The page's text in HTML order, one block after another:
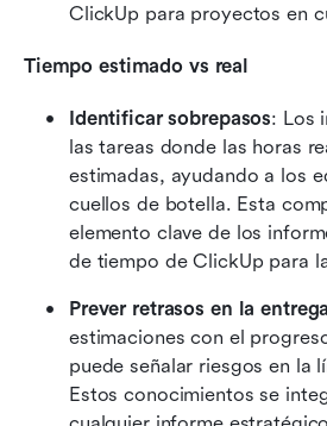
ClickUp para proyectos en
Tiempo estimado vs real
Identificar sobrepasos: Los
las tareas donde las horas
estimadas, ayudando a los
cuellos de botella. Esta
elemento clave de los
de tiempo de ClickUp para
Prever retrasos en la entrega
estimaciones con el
puede señalar riesgos en la
Estos conocimientos se